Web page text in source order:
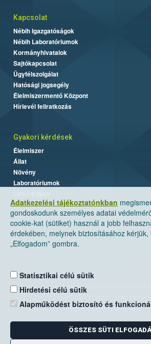
Adatkezelési tájékoztatónkban
gondoskodunk személyes adatai
cookie-kat (sütiket) használ a jobb
érdekében, melynek biztosításához kérjük,
„Elfogadom” gombra.
Statisztikai célú sütik
Hirdetési célú sütik
Alapműködést biztosító és
ÖSSZES SÜTI
Kapcsolat
Nébih Igazgatóságok
Nébih Laboratóriumok
Kormányhivatalok
Sajtókapcsolat
Ügyfélszolgálat
Hatósági jogsegély
Élelmiszermentő Központ
Hírlevél feliratkozás
Gyakori kérdések
Élelmiszer
Állat
Növény
Laboratóriumok
Nemzeti Élelmiszerlánc-biztonsági
Levelezési cím: 1525 Budapest.
E-mail: